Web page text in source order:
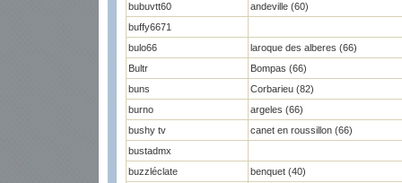
bubuvtt60
andeville (60)
buffy6671
bulo66
laroque des alberes (66)
Bultr
Bompas (66)
buns
Corbarieu (82)
burno
argeles (66)
bushy tv
canet en roussillon (66)
bustadmx
buzzléclate
benquet (40)